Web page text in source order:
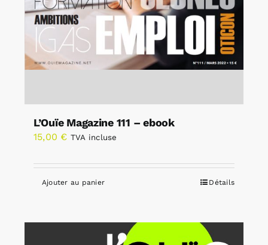
L’Ouïe Magazine 111 – ebook
15,00 € TVA incluse
Ajouter au panier Détails